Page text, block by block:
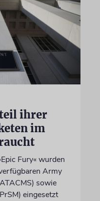
ihrer
im
Fury« wurden
Army
sowie
eingesetzt